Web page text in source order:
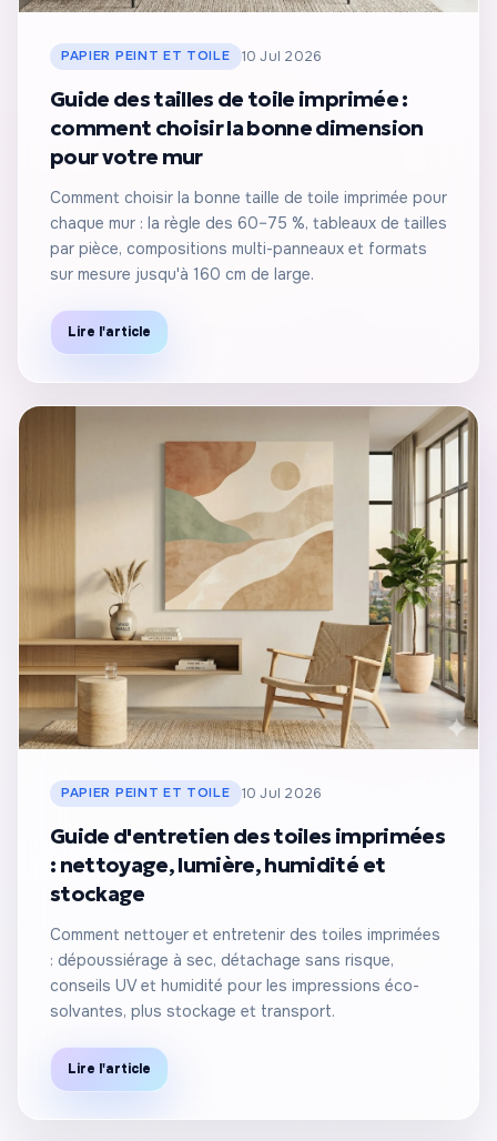
PAPIER PEINT ET TOILE 10 Jul 2026
Guide des tailles de toile imprimée :
comment choisir la bonne dimension
pour votre mur
Comment choisir la bonne taille de toile imprimée pour
chaque mur : la règle des 60–75 %, tableaux de tailles
par pièce, compositions multi-panneaux et formats
sur mesure jusqu'à 160 cm de large.
Lire l'article
PAPIER PEINT ET TOILE 10 Jul 2026
Guide d'entretien des toiles imprimées
: nettoyage, lumière, humidité et
stockage
Comment nettoyer et entretenir des toiles imprimées
: dépoussiérage à sec, détachage sans risque,
conseils UV et humidité pour les impressions éco-
solvantes, plus stockage et transport.
Lire l'article